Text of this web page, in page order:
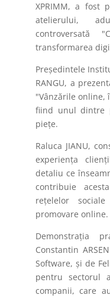
XPRIMM, a fost
atelierului,
controversată
transformarea
Președintele
RANGU, a
"Vânzările online,
fiind unul dintre
piețe.
Raluca JIANU,
experiența
detaliu ce
contribuie
rețelelor
promovare online.
Demonstrația
Constantin
Software, și de
pentru sectorul
companii, care